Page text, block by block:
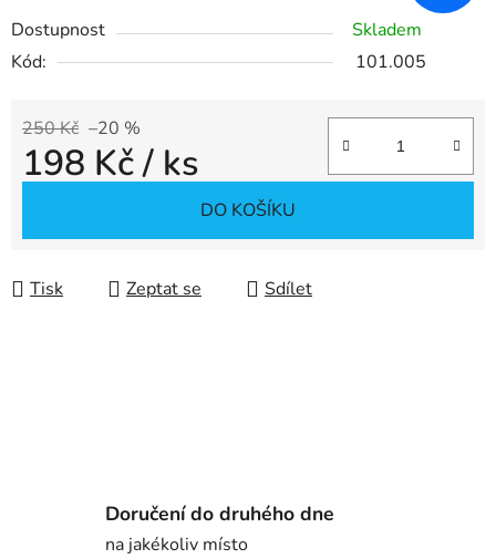
Dostupnost
Skladem
Kód:
101.005
250 Kč –20 %
198 Kč/ ks
DO KOŠÍKU
Tisk Zeptat se Sdílet
Doručení do druhého dne
na jakékoliv místo